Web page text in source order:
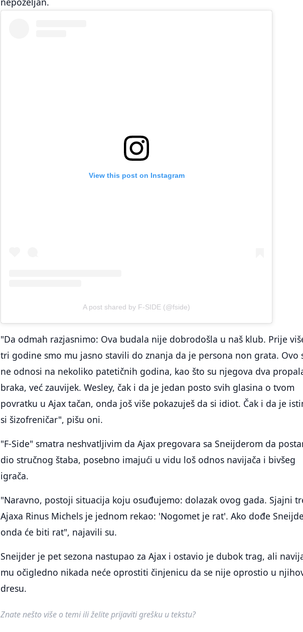
View this post on Instagram
A post shared by F-SIDE (@fside)
"Da odmah razjasnimo: Ova budala nije dobrodošla u naš klub. Prije
tri godine smo mu jasno stavili do znanja da je persona non grata. Ovo
ne odnosi na nekoliko patetičnih godina, kao što su njegova dva
braka, već zauvijek. Wesley, čak i da je jedan posto svih glasina o tvom
povratku u Ajax tačan, onda još više pokazuješ da si idiot. Čak i da je
si šizofreničar", pišu oni.
"F-Side" smatra neshvatljivim da Ajax pregovara sa Sneijderom da
dio stručnog štaba, posebno imajući u vidu loš odnos navijača i bivšeg
igrača.
"Naravno, postoji situacija koju osuđujemo: dolazak ovog gada. Sjajni
Ajaxa Rinus Michels je jednom rekao: 'Nogomet je rat'. Ako dođe
onda će biti rat", najavili su.
Sneijder je pet sezona nastupao za Ajax i ostavio je dubok trag, ali
mu očigledno nikada neće oprostiti činjenicu da se nije oprostio u
dresu.
Znate nešto više o temi ili želite prijaviti grešku u tekstu?